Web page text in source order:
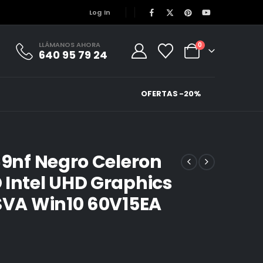
Log In
LLÁMANOS AHORA
640 95 79 24
0
OFERTAS -20%
Negro Celeron
Intel UHD Graphics
Win10 60V15EA